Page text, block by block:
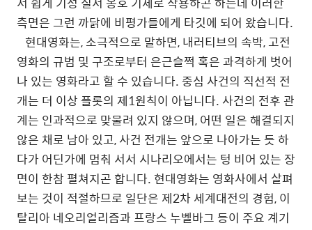
측면은 그런 까닭에 비평가들에게 타깃에 되어 왔습니다.
현대영화는,소극적으로 말하면,내러티브의 속박,고전
영화의 규범 및 구조로부터 은근슬쩍 혹은과격하게 벗어
나 있는 영화라고 할 수 있습니다. 중심 사건의 직선적 전
개는 더 이상플롯의 제1원칙이 아닙니다. 사건의 전후관
계는 인과적으로 맞물려 있지 않으며,어떤 일은해결되지
않은 채로 남아있고,사건 전개는 앞으로 나아가는 듯하
다가 어딘가에 멈춰 서서 시나리오에서는 텅 비어 있는 장
면이 한참 펼쳐지곤 합니다. 현대영화는 영화사에서 살펴
보는 것이 적절하므로 일단은 제2차세계대전의 경험,이
탈리아네오리얼리즘과 프랑스누벨바그 등이 주요 계기